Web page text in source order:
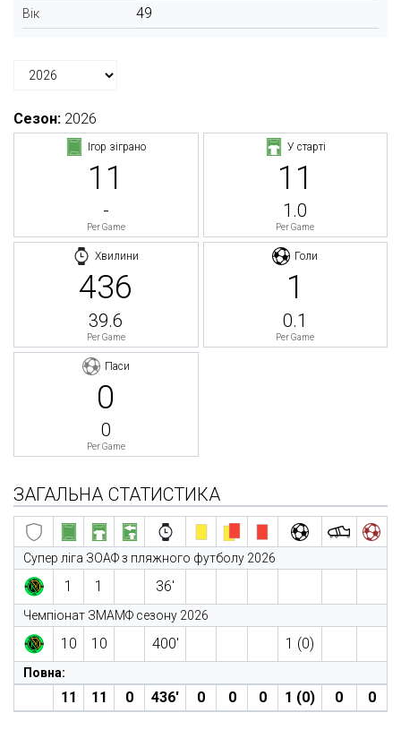
Вік 49
Сезон: 2026
Ігор зіграно
11
-
Per Game
У старті
11
1.0
Per Game
Хвилини
436
39.6
Per Game
Голи
1
0.1
Per Game
Паси
0
0
Per Game
ЗАГАЛЬНА СТАТИСТИКА
Супер ліга ЗОАФ з пляжного футболу 2026
1 1 36′
Чемпіонат ЗМАМФ сезону 2026
10 10 400′ 1 (0)
Повна:
11 11 0 436′ 0 0 0 1 (0) 0 0